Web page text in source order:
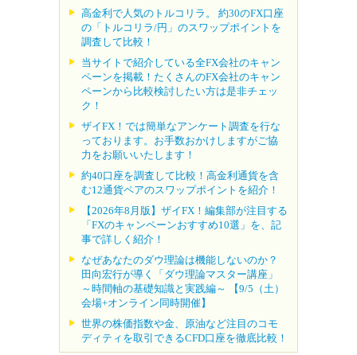
高金利で人気のトルコリラ。 約30のFX口座
の「トルコリラ/円」のスワップポイントを
調査して比較！
当サイトで紹介している全FX会社のキャン
ペーンを掲載！たくさんのFX会社のキャン
ペーンから比較検討したい方は是非チェッ
ク！
ザイFX！では簡単なアンケート調査を行な
っております。お手数おかけしますがご協
力をお願いいたします！
約40口座を調査して比較！高金利通貨を含
む12通貨ペアのスワップポイントを紹介！
【2026年8月版】ザイFX！編集部が注目する
「FXのキャンペーンおすすめ10選」を、記
事で詳しく紹介！
なぜあなたのダウ理論は機能しないのか？
田向宏行が導く「ダウ理論マスター講座」
～時間軸の基礎知識と実践編～ 【9/5（土）
会場+オンライン同時開催】
世界の株価指数や金、原油など注目のコモ
ディティを取引できるCFD口座を徹底比較！